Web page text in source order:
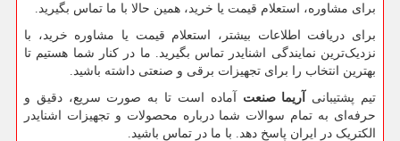
برای مشاوره، استعلام قیمت یا خرید، همین حالا با ما تماس بگیرید.
برای دریافت اطلاعات بیشتر، استعلام قیمت یا مشاوره خرید، با
نزدیک‌ترین نمایندگی اشنایدر تماس بگیرید. ما در کنار شما هستیم تا
بهترین انتخاب را برای تجهیزات برقی و صنعتی داشته باشید.
تیم پشتیبانی
آریما صنعت آماده است تا به‌ صورت سریع، دقیق و
حرفه‌ای به تمام سوالات شما درباره محصولات و تجهیزات اشنایدر
الکتریک در ایران پاسخ دهد. با ما در تماس باشید.